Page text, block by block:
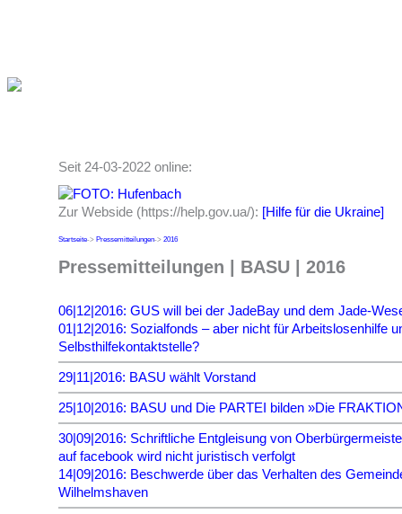
Seit 24-03-2022 online:
Zur Webside (https://help.gov.ua/): [Hilfe für die Ukraine]
Startseite-> Pressemitteilungen-> 2016
Pressemitteilungen | BASU | 2016
06|12|2016: GUS will bei der JadeBay und dem Jade-
01|12|2016: Sozialfonds – aber nicht für Arbeitslosenhilfe
Selbsthilfekontaktstelle?
29|11|2016: BASU wählt Vorstand
25|10|2016: BASU und Die PARTEI bilden »Die
30|09|2016: Schriftliche Entgleisung von
auf facebook wird nicht juristisch verfolgt
14|09|2016: Beschwerde über das Verhalten des
Wilhelmshaven